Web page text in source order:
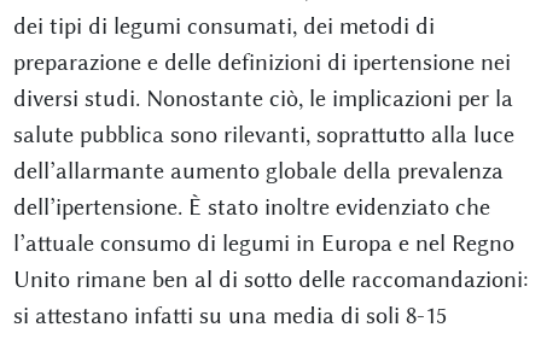
dei tipi di legumi consumati, dei metodi di
preparazione e delle definizioni di ipertensione nei
diversi studi. Nonostante ciò, le implicazioni per la
salute pubblica sono rilevanti, soprattutto alla luce
dell’allarmante aumento globale della prevalenza
dell’ipertensione. È stato inoltre evidenziato che
l’attuale consumo di legumi in Europa e nel Regno
Unito rimane ben al di sotto delle raccomandazioni:
si attestano infatti su una media di soli 8-15